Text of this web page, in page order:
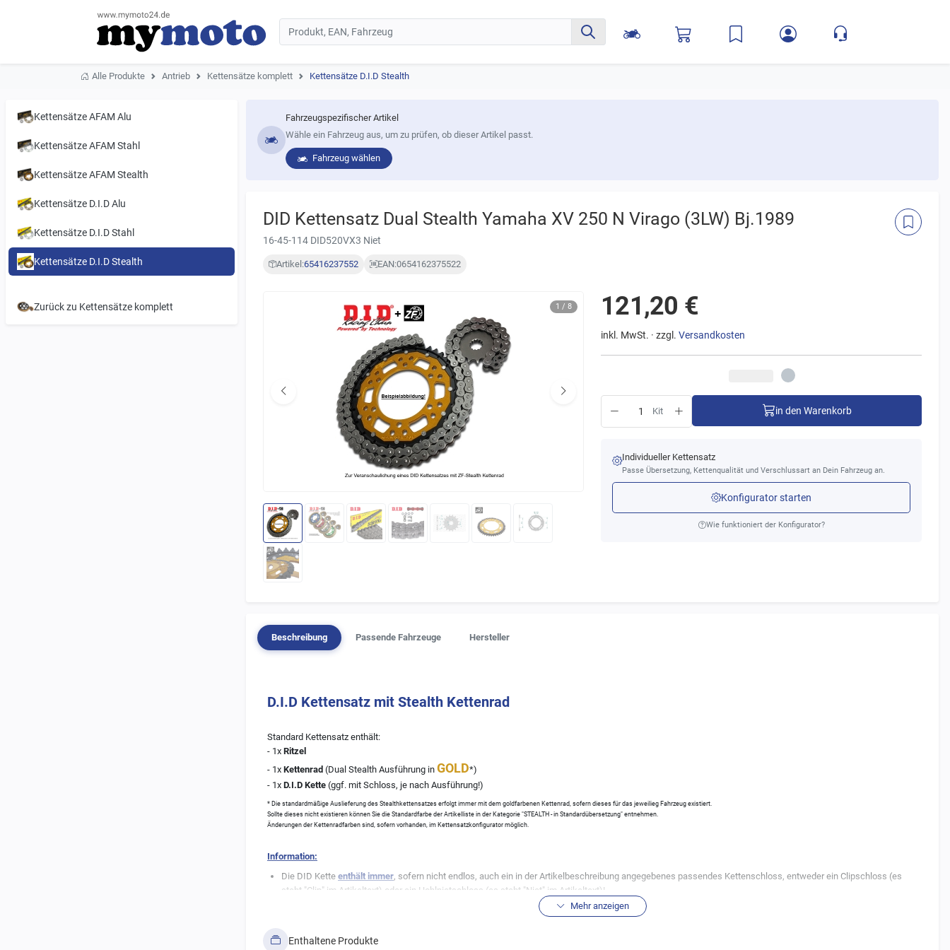
Alle Produkte Antrieb Kettensätze komplett Kettensätze D.I.D Stealth
Kettensätze AFAM Alu
Kettensätze AFAM Stahl
Kettensätze AFAM Stealth
Kettensätze D.I.D Alu
Kettensätze D.I.D Stahl
Kettensätze D.I.D Stealth
Zurück zu Kettensätze komplett
Fahrzeugspezifischer Artikel
Wähle ein Fahrzeug aus, um zu prüfen, ob dieser Artikel passt.
Fahrzeug wählen
DID Kettensatz Dual Stealth Yamaha XV 250 N Virago (3LW) Bj.1989
16-45-114 DID520VX3 Niet
Artikel:65416237552 EAN:0654162375522
1 / 8 121,20 €
inkl. MwSt. · zzgl. Versandkosten
Kit in den Warenkorb
Individueller Kettensatz
Passe Übersetzung, Kettenqualität und Verschlussart an Dein Fahrzeug an.
Konfigurator starten
Wie funktioniert der Konfigurator?
Beschreibung Passende Fahrzeuge Hersteller
D.I.D Kettensatz mit Stealth Kettenrad
Standard Kettensatz enthält:
- 1x Ritzel
- 1x Kettenrad (Dual Stealth Ausführung in GOLD*)
- 1x D.I.D Kette (ggf. mit Schloss, je nach Ausführung!)
* Die standardmäßige Auslieferung des Stealthkettensatzes erfolgt immer mit dem goldfarbenen Kettenrad, sofern dieses für das jeweilieg Fahrzeug existiert.
Sollte dieses nicht existieren können Sie die Standardfarbe der Artikelliste in der Kategorie "STEALTH - in Standardübersetzung" entnehmen.
Änderungen der Kettenradfarben sind, sofern vorhanden, im Kettensatzkonfigurator möglich.
Information:
Die DID Kette enthält immer, sofern nicht endlos, auch ein in der Artikelbeschreibung angegebenes passendes Kettenschloss, entweder ein Clipschloss (es
steht "Clip" im Artikeltext) oder ein Hohlnietschloss (es steht "Niet" im Artikeltext)!
Bei der Kettenbezeichnung steht (G&B) für gold/schwarze Ketten und (G&G) für gold/goldene Ketten. Normale schwarze Ketten haben keine
Mehr anzeigen
Enthaltene Produkte